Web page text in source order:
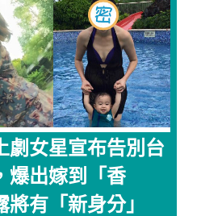
劇女星宣布告別台
爆出嫁到「香
有「新身分」